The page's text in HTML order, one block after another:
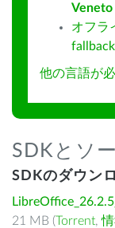
Veneto
オフラ
他の言語が
SDKとソ
SDKのダウン
21 MB (Torrent,